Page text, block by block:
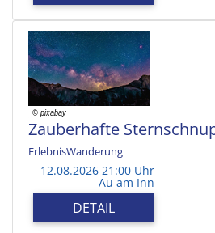
Zauberhafte
ErlebnisWanderung
12.08.2026 21:00 Uhr
Au am Inn
DETAIL